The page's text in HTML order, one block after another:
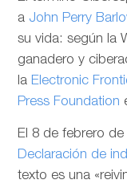
a John Perry
su vida: según la
ganadero y
la Electronic
Press Foundation
El 8 de febrero
Declaración de
texto es una